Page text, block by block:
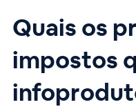
Quais os
impostos